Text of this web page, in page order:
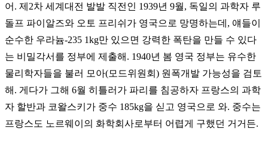
어 . 제 2차 세계대전 발발 직전인 1939년 9월, 독일의 과학자 루
돌프 파이알즈와 오토 프리쉬가 영국으로 망명하는데 , 얘들이
순수한 우라늄-235 1kg만 있으면 강력한 폭탄을 만들 수 있다
는 비밀각서를 정부에 제출해 . 1940년 봄 영국 정부는 유수한
물리학자들을 불러 모아(모드위원회 ) 원폭개발 가능성을 검토
해 . 게다가 그해 6월 히틀러가 파리를 침공하자 프랑스의 과학
자 할반과 코왈스키가 중수 185kg을 싣고 영국으로 와. 중수는
프랑스도 노르웨이의 화학회사로부터 어렵게 구했던 거거든.